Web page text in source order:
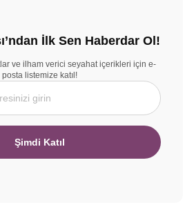
İlk Sen Haberdar Ol!
ve ilham verici seyahat içerikleri için e-
posta listemize katıl!
Şimdi Katıl